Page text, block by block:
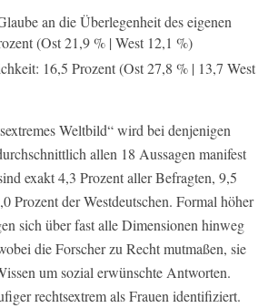
an die Überlegenheit des eigenen
(Ost 21,9 % | West 12,1 %)
16,5 Prozent (Ost 27,8 % | 13,7 West
Weltbild“ wird bei denjenigen
allen 18 Aussagen manifest
exakt 4,3 Prozent aller Befragten, 9,5
Prozent der Westdeutschen. Formal höher
sich über fast alle Dimensionen hinweg
die Forscher zu Recht mutmaßen, sie
um sozial erwünschte Antworten.
rechtsextrem als Frauen identifiziert.